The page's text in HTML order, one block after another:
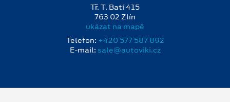
Tř. T. Bati 415
763 02 Zlín
ukázat na mapě
Telefon: +420 577 587 892
E-mail: sale@autoviki.cz